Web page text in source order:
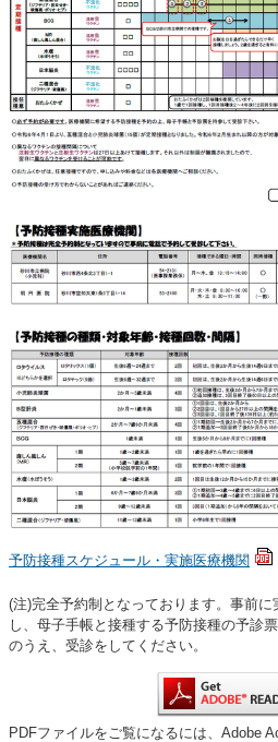
予防接種スケジュール・実施医療機関
(注)完全予約制となっております。事前
し、母子手帳と接種する予防接種の予診
のうえ、受診をしてください。
PDFファイルをご覧になるには、Adobe